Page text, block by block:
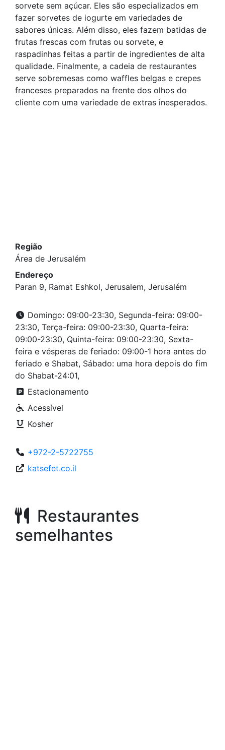
sorvete sem açúcar. Eles são especializados em
fazer sorvetes de iogurte em variedades de
sabores únicas. Além disso, eles fazem batidas de
frutas frescas com frutas ou sorvete, e
raspadinhas feitas a partir de ingredientes de alta
qualidade. Finalmente, a cadeia de restaurantes
serve sobremesas como waffles belgas e crepes
franceses preparados na frente dos olhos do
cliente com uma variedade de extras inesperados.
Região
Área de Jerusalém
Endereço
Paran 9, Ramat Eshkol, Jerusalem, Jerusalém
Domingo: 09:00-23:30, Segunda-feira: 09:00-
23:30, Terça-feira: 09:00-23:30, Quarta-feira:
09:00-23:30, Quinta-feira: 09:00-23:30, Sexta-
feira e vésperas de feriado: 09:00-1 hora antes do
feriado e Shabat, Sábado: uma hora depois do fim
do Shabat-24:01,
Estacionamento
Acessível
Kosher
+972-2-5722755
katsefet.co.il
Restaurantes
semelhantes